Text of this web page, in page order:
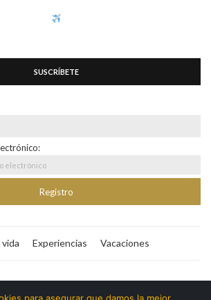
SUSCRÍBETE
Experiencias Vacaciones
Bitacora365